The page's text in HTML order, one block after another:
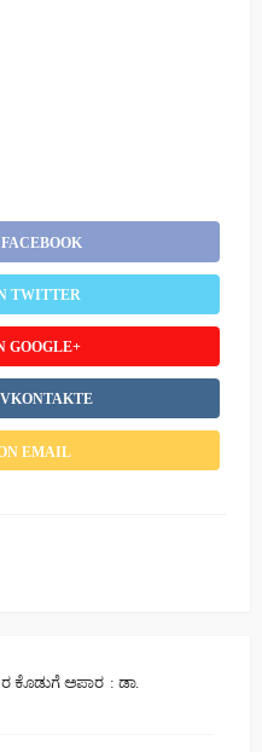
TWITTER
GOOGLE+
EMAIL
ಕೊಡುಗೆ ಅಪಾರ : ಡಾ.